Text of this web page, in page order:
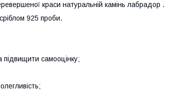
краси натуральній камінь лабрадор .
925 проби.
самооцінку;